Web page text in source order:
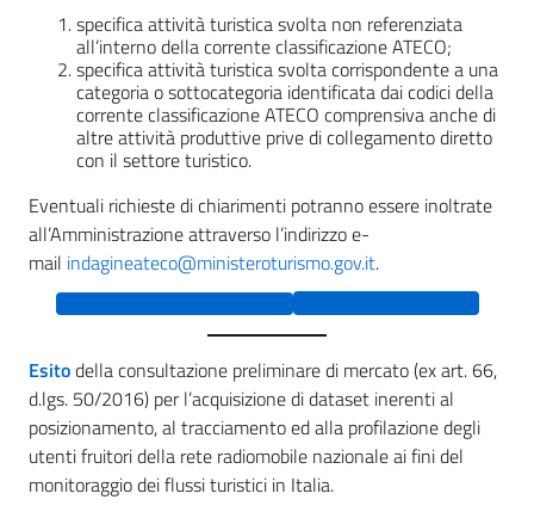
specifica attività turistica svolta non referenziata
all’interno della corrente classificazione ATECO;
specifica attività turistica svolta corrispondente a una
categoria o sottocategoria identificata dai codici della
corrente classificazione ATECO comprensiva anche di
altre attività produttive prive di collegamento diretto
con il settore turistico.
Eventuali richieste di chiarimenti potranno essere inoltrate
all’Amministrazione attraverso l’indirizzo e-
mail indagineateco@ministeroturismo.gov.it.
Vai alle FAQ relative all’avvisoVai alla Piattaforma
Esitodella consultazione preliminare di mercato (ex art. 66,
d.lgs. 50/2016) per l’acquisizione di dataset inerenti al
posizionamento, al tracciamento ed alla profilazione degli
utenti fruitori della rete radiomobile nazionale ai fini del
monitoraggio dei flussi turistici in Italia.